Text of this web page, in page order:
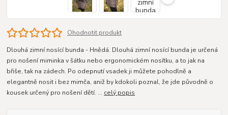
Ohodnotit produkt
Dlouhá zimní nosící bunda - Hnědá. Dlouhá zimní nosící bunda je určená
pro nošení miminka v šátku nebo ergonomickém nosítku, a to jak na
břiše, tak na zádech. Po odepnutí vsadek ji můžete pohodlně a
elegantně nosit i bez mimča, aniž by kdokoli poznal, že jde původně o
kousek určený pro nošení dětí. ... celý popis